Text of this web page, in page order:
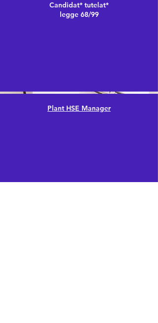
Candidat* tutelat*
legge 68/99
Plant HSE Manager